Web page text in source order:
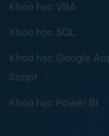
Khóa học VBA
Khóa học SQL
Khóa học Google
Script
Khóa học Power BI